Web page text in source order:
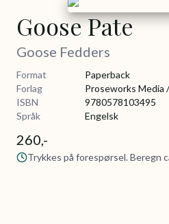
Goose Pate
Goose Fedders
Format
Paperback
Forlag
Proseworks Media
ISBN
9780578103495
Språk
Engelsk
260,-
Trykkes på forespørsel. Beregn